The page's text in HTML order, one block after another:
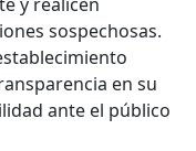
sospechosas.
en su
ante el público